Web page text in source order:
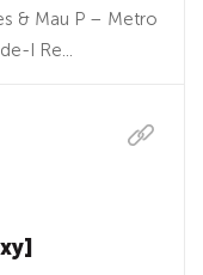
& Mau P – Metro
I Re...